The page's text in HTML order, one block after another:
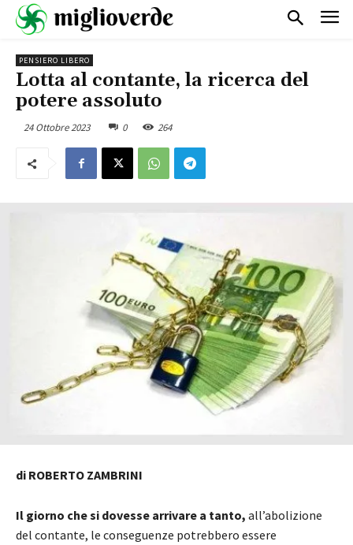
PENSIERO LIBERO
Lotta al contante, la ricerca del
potere assoluto
24 Ottobre 2023 0 264
di ROBERTO ZAMBRINI
Il giorno che si dovesse arrivare a tanto, all’abolizione
del contante, le conseguenze potrebbero essere